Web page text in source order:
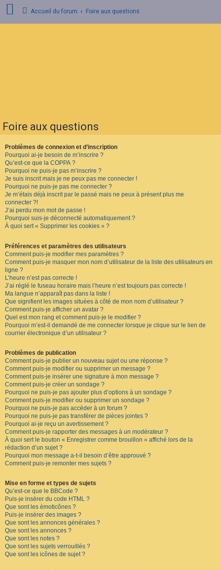
s
c
r
i
p
t
i
o
n
F
Accueil du forum Foire aux questions
Foire aux questions
Problèmes de connexion et d’inscription
Pourquoi ai-je besoin de m’inscrire ?
Qu’est-ce que la COPPA ?
Pourquoi ne puis-je pas m’inscrire ?
Je suis inscrit mais je ne peux pas me connecter !
Pourquoi ne puis-je pas me connecter ?
Je m’étais déjà inscrit par le passé mais ne peux à présent plus me
connecter ?!
J’ai perdu mon mot de passe !
Pourquoi suis-je déconnecté automatiquement ?
À quoi sert « Supprimer les cookies » ?
Préférences et paramètres des utilisateurs
Comment puis-je modifier mes paramètres ?
Comment puis-je masquer mon nom d’utilisateur de la liste des utilisateurs en
ligne ?
L’heure n’est pas correcte !
J’ai réglé le fuseau horaire mais l’heure n’est toujours pas correcte !
Ma langue n’apparaît pas dans la liste !
Que signifient les images situées à côté de mon nom d’utilisateur ?
Comment puis-je afficher un avatar ?
Quel est mon rang et comment puis-je le modifier ?
Pourquoi m’est-il demandé de me connecter lorsque je clique sur le lien de
courrier électronique d’un utilisateur ?
Problèmes de publication
Comment puis-je publier un nouveau sujet ou une réponse ?
Comment puis-je modifier ou supprimer un message ?
Comment puis-je insérer une signature à mon message ?
Comment puis-je créer un sondage ?
Pourquoi ne puis-je pas ajouter plus d’options à un sondage ?
Comment puis-je modifier ou supprimer un sondage ?
Pourquoi ne puis-je pas accéder à un forum ?
Pourquoi ne puis-je pas transférer de pièces jointes ?
Pourquoi ai-je reçu un avertissement ?
Comment puis-je rapporter des messages à un modérateur ?
À quoi sert le bouton « Enregistrer comme brouillon » affiché lors de la
rédaction d’un sujet ?
Pourquoi mon message a-t-il besoin d’être approuvé ?
Comment puis-je remonter mes sujets ?
Mise en forme et types de sujets
Qu’est-ce que le BBCode ?
Puis-je insérer du code HTML ?
Que sont les émoticônes ?
Puis-je insérer des images ?
Que sont les annonces générales ?
Que sont les annonces ?
Que sont les notes ?
Que sont les sujets verrouillés ?
Que sont les icônes de sujet ?